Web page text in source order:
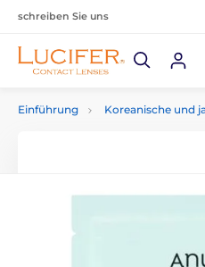
schreiben Sie uns
Einführung Koreanische und